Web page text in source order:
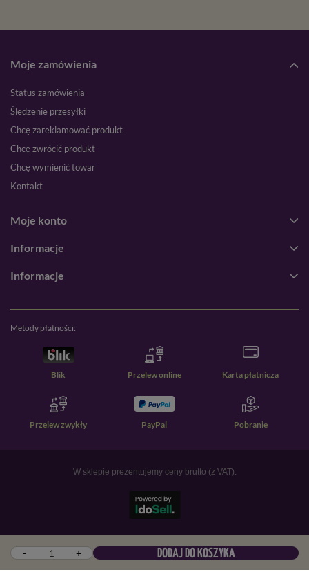
- + DODAJ DO KOSZYKA
Moje zamówienia
Status zamówienia
Śledzenie przesyłki
Chcę zareklamować produkt
Chcę zwrócić produkt
Chcę wymienić towar
Kontakt
Moje konto
Informacje
Informacje
Metody płatności:
Blik Przelew online Karta płatnicza
Przelew zwykły PayPal Pobranie
W sklepie prezentujemy ceny brutto (z VAT).